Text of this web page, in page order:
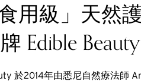
用級」天然
牌 Edible Beauty
於2014年由悉尼自然療法師